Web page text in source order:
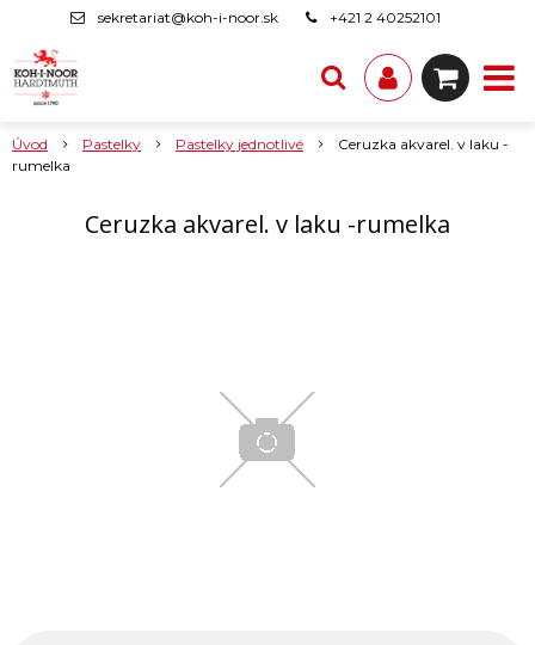
sekretariat@koh-i-noor.sk +421 2 40252101
Úvod Pastelky Pastelky jednotlivé
Ceruzka akvarel. v laku -
rumelka
Ceruzka akvarel. v laku -rumelka